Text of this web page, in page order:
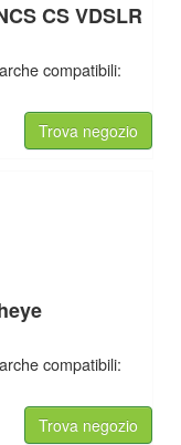
CS VDSLR
compatibili:
Trova negozio
compatibili:
Trova negozio